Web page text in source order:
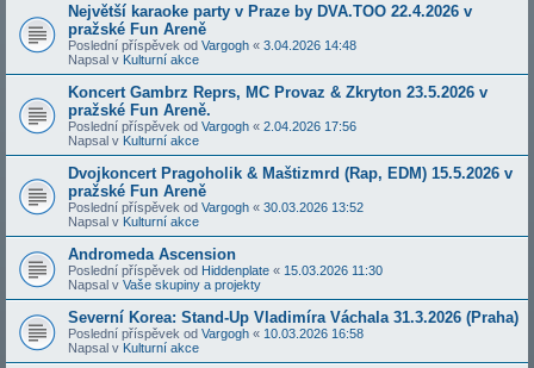
Největší karaoke party v Praze by DVA.TOO 22.4.2026 v
pražské Fun Areně
Poslední příspěvek od Vargogh « 3.04.2026 14:48
Napsal v Kulturní akce
Koncert Gambrz Reprs, MC Provaz & Zkryton 23.5.2026 v
pražské Fun Areně.
Poslední příspěvek od Vargogh « 2.04.2026 17:56
Napsal v Kulturní akce
Dvojkoncert Pragoholik & Maštizmrd (Rap, EDM) 15.5.2026 v
pražské Fun Areně
Poslední příspěvek od Vargogh « 30.03.2026 13:52
Napsal v Kulturní akce
Andromeda Ascension
Poslední příspěvek od Hiddenplate « 15.03.2026 11:30
Napsal v Vaše skupiny a projekty
Severní Korea: Stand-Up Vladimíra Váchala 31.3.2026 (Praha)
Poslední příspěvek od Vargogh « 10.03.2026 16:58
Napsal v Kulturní akce